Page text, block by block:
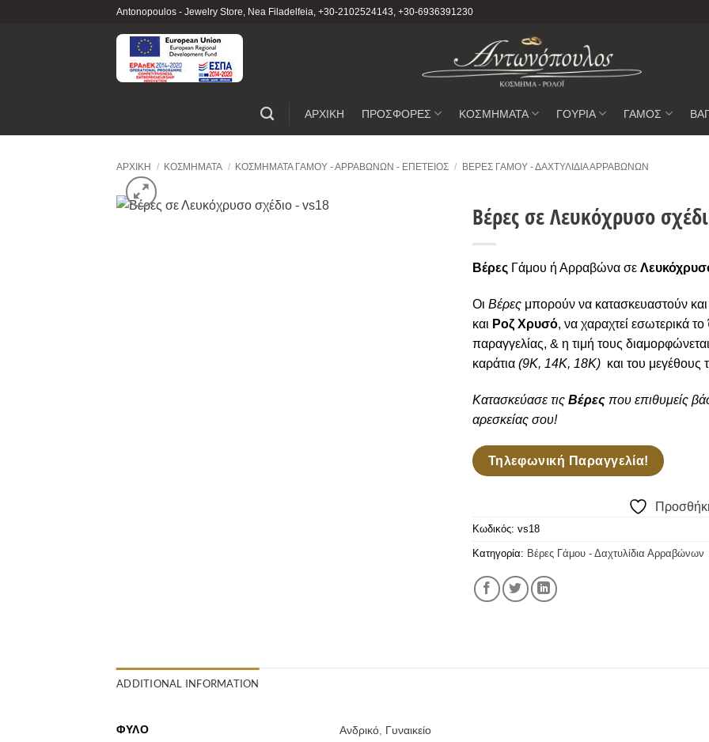
Antonopoulos - Jewelry Store, Nea Filadelfeia, +30-2102524143, +30-6936391230
ΑΡΧΙΚΗ ΠΡΟΣΦΟΡΕΣ ΚΟΣΜΗΜΑΤΑ ΓΟΥΡΙΑ ΓΑΜΟΣ
ΑΡΧΙΚΉ / ΚΟΣΜΉΜΑΤΑ / ΚΟΣΜΉΜΑΤΑ ΓΆΜΟΥ - ΑΡΡΑΒΏΝΩΝ - ΕΠΈΤΕΙΟΣ / ΒΈΡΕΣ ΓΆΜΟΥ - ΔΑΧΤΥΛΊΔΙΑ ΑΡΡΑΒΏΝΩΝ
Βέρες σε Λευκόχρυσο
Βέρες Γάμου ή Αρραβώνα σε
Οι Βέρες μπορούν να κατασκευαστούν
και Ροζ Χρυσό, να χαραχτεί εσωτερικά το
παραγγελίας, & η τιμή τους
καράτια (9Κ, 14Κ, 18Κ) και του μεγέθους
Κατασκεύασε τις Βέρες που επιθυμείς
αρεσκείας σου!
Τηλεφωνική Παραγγελία!
Κωδικός: vs18
Κατηγορία: Βέρες Γάμου - Δαχτυλίδια Αρραβώνων
ADDITIONAL INFORMATION
ΦΎΛΟ Ανδρικό Γυναικείο